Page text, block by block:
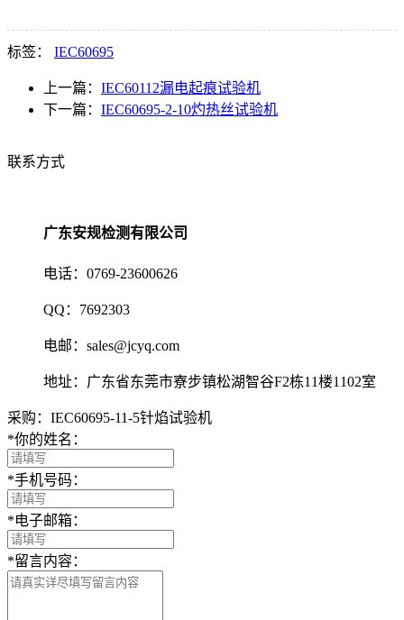
标签： IEC60695
上一篇： IEC60112漏电起痕试验机
下一篇： IEC60695-2-10灼热丝试验机
联系方式
广东安规检测有限公司
电话：0769-23600626
QQ：7692303
电邮：sales@jcyq.com
地址：广东省东莞市寮步镇松湖智谷F2栋11楼1102室
采购：IEC60695-11-5针焰试验机
*你的姓名：
*手机号码：
*电子邮箱：
*留言内容：